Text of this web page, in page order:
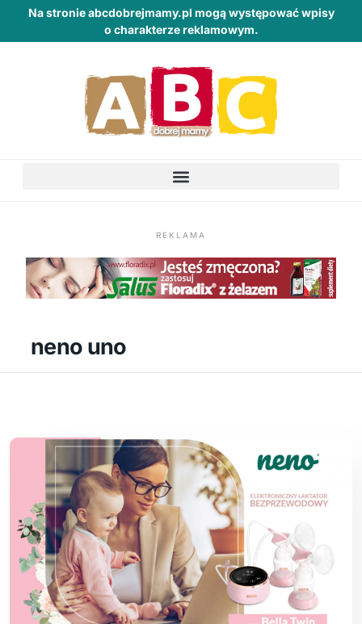
Na stronie abcdobrejmamy.pl mogą występować wpisy
o charakterze reklamowym.
REKLAMA
neno uno